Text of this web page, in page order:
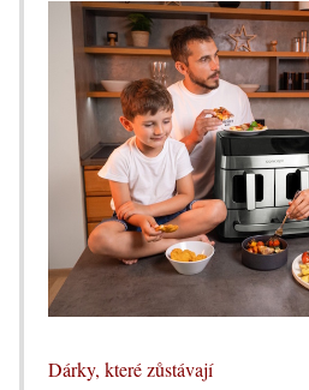
Dárky, které zůstávají